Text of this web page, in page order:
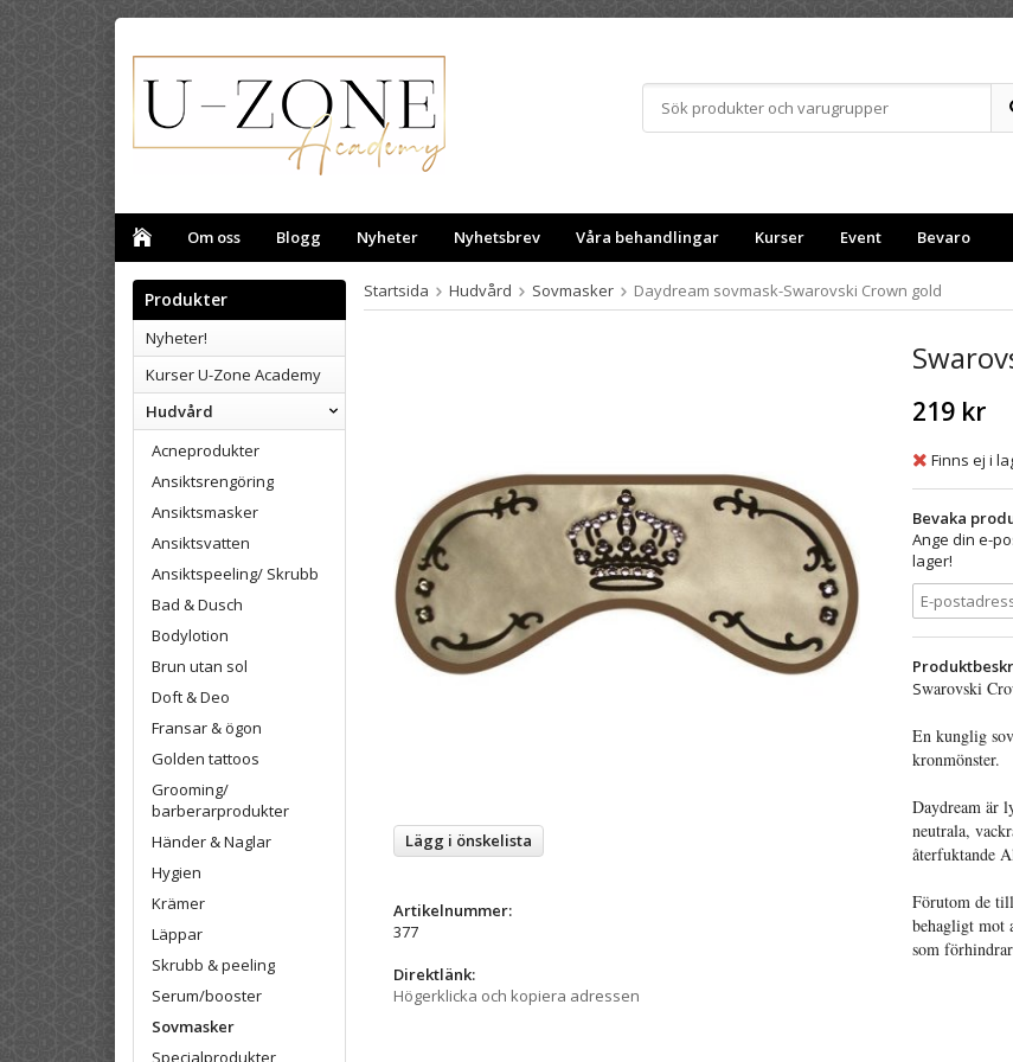
Om oss Blogg Nyheter Nyhetsbrev Våra behandlingar Kurser Event Bevaro
Produkter
Nyheter!
Kurser U-Zone Academy
Hudvård
Acneprodukter
Ansiktsrengöring
Ansiktsmasker
Ansiktsvatten
Ansiktspeeling/ Skrubb
Bad & Dusch
Bodylotion
Brun utan sol
Doft & Deo
Fransar & ögon
Golden tattoos
Grooming/
barberarprodukter
Händer & Naglar
Hygien
Krämer
Läppar
Skrubb & peeling
Serum/booster
Sovmasker
Specialprodukter
Startsida Hudvård Sovmasker Daydream sovmask-Swarovski Crown gold
219 kr
Finns ej i
Bevaka
Ange din e-
lager!
Swarovski
En kunglig
kronmönster.
Daydream är
neutrala,
återfuktande
Förutom de
behagligt mot
som
Lägg i önskelista
Artikelnummer:
377
Direktlänk:
Högerklicka och kopiera adressen